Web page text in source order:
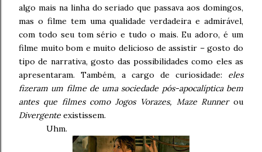
algo mais na linha do seriado que passava aos domingos,
mas o filme tem uma qualidade verdadeira e admirável,
com todo seu tom sério e tudo o mais. Eu adoro, é um
filme muito bom e muito delicioso de assistir – gosto do
tipo de narrativa, gosto das possibilidades como eles as
apresentaram. Também, a cargo de curiosidade: eles
fizeram um filme de uma sociedade pós-apocalíptica bem
antes que filmes como Jogos Vorazes, Maze Runner ou
Divergente existissem.
Uhm.